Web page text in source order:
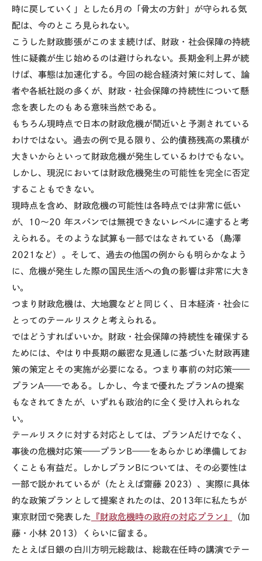
時に戻していく」とした 6 月の「骨太の方針」が守られる気
配は、今のところ見られない。
こうした財政膨張がこのまま続けば、財政・社会保障の持続
性に疑義が生じ始めるのは避けられない。長期金利上昇が続
けば、事態は加速化する。今回の総合経済対策に対して、論
者や各紙社説の多くが、財政・社会保障の持続性について懸
念を表したのもある意味当然である。
もちろん現時点で日本の財政危機が間近いと予測されている
わけではない。過去の例で見る限り、公的債務残高の累積が
大きいからといって財政危機が発生しているわけでもない。
しかし、現況においては財政危機発生の可能性を完全に否定
することもできない。
現時点を含め、財政危機の可能性は各時点では非常に低い
が、
10〜20 年スパンでは無視できないレベルに達すると考
えられる。そのような試算も一部ではなされている（島澤
2021 など）。そして、過去の他国の例からも明らかなよう
に、危機が発生した際の国民生活への負の影響は非常に大き
い。
つまり財政危機は、大地震などと同じく、日本経済・社会に
とってのテールリスクと考えられる。
ではどうすればいいか。財政・社会保障の持続性を確保する
ためには、やはり中長期の厳密な見通しに基づいた財政再建
策の策定とその実施が必要になる。つまり事前の対応策——
プランA——である。しかし、今まで優れたプランAの提案
もなされてきたが、いずれも政治的に全く受け入れられな
い。
テールリスクに対する対応としては、プラン Aだけでなく、
事後の危機対応策——プラン B——をあらかじめ準備してお
くことも有益だ。しかしプラン B については、その必要性は
一部で説かれているが（たとえば齋藤 2023 ）、実際に具体
的な政策プランとして提案されたのは、 2013年に私たちが
東京財団で発表した
『財政危機時の政府の対応プラン』
（加
藤・小林 2013 ）くらいに留まる。
たとえば日銀の白川方明元総裁は、総裁在任時の講演でテー